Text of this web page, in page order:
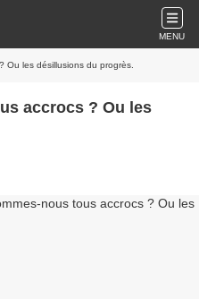
MENU
Ou les désillusions du progrès.
accrocs ? Ou les